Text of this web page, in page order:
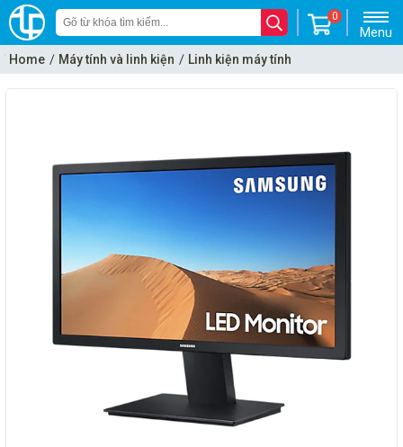
Menu
0
Home Máy tính và linh kiện
Linh kiện máy tính
Monitor - Màn hình máy tính